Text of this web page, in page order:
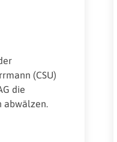
(CSU)
die
abwälzen.